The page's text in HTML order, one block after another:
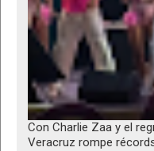
Con Charlie Zaa y el
Veracruz rompe